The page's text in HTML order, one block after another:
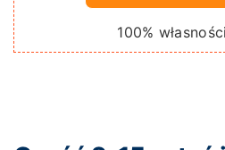
100%